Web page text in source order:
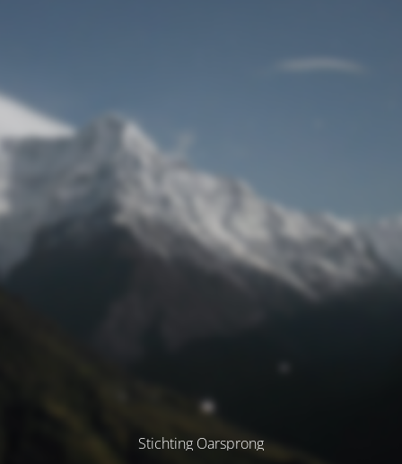
Stichting Oarsprong